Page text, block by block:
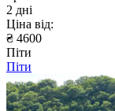
2 дні
Ціна від:
₴ 4600
Піти
Піти